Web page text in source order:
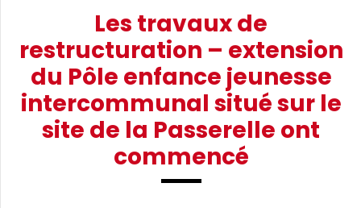
Les travaux de
restructuration – extension
du Pôle enfance jeunesse
intercommunal situé sur le
site de la Passerelle ont
commencé